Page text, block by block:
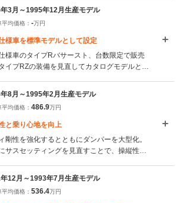
ョンランプが丸型3連タイプとなったほか、リア
イラーも大型化された。（1996.1）
3月～1995年12月生産モデル
均価格： -万円
様車を標準モデルとして設定
様車のタイプRバサースト、台数限定で販売
イプRZの装備を見直してカタログモデルとし
、新たにタイプR-Sとして設定された。4AT搭載
ードはツーリングXのみだ。（1995.3）
8月～1995年2月生産モデル
均価格： 486.9万円
と乗り心地を向上
剛性を強化するとともにダンパーを大型化。
サスセッティングを見直すことで、操縦性と
トを追加するなど、質感と使い勝手を向上させ
また走りを優先した2シーターモデルを新設定し
1993.8）
12月～1993年7月生産モデル
均価格： 536.4万円